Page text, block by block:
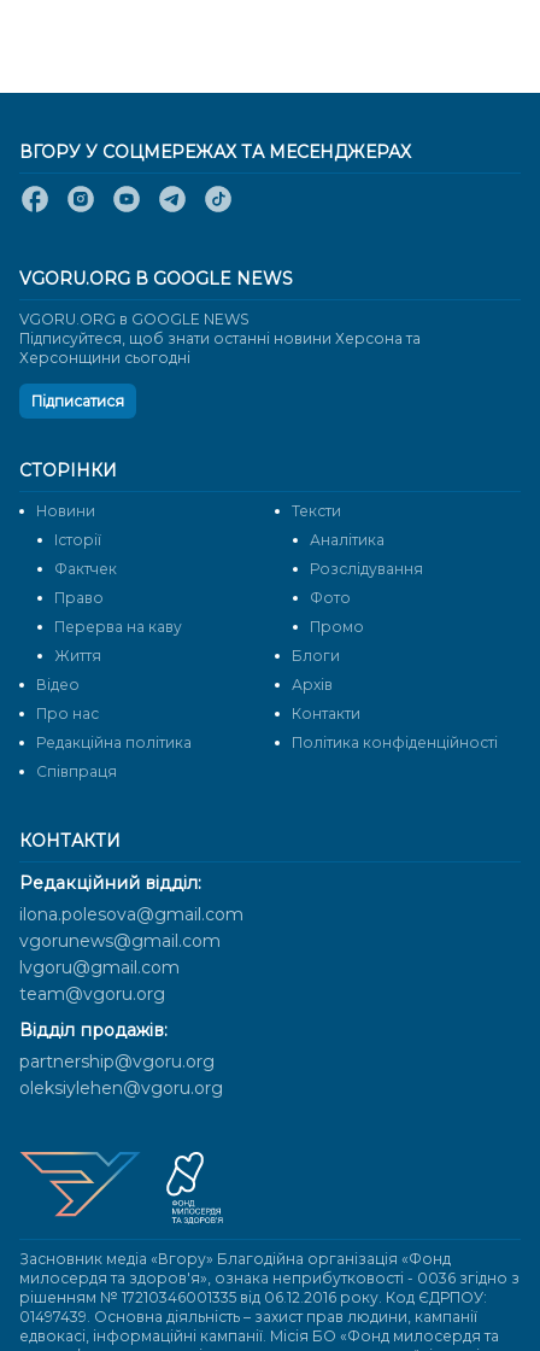
КОНТАКТИ
Редакційний відділ:
ilona.polesova@gmail.com
vgorunews@gmail.com
lvgoru@gmail.com
team@vgoru.org
Відділ продажів:
partnership@vgoru.org
oleksiylehen@vgoru.org
Засновник медіа «Вгору» Благодійна організація «Фонд
милосердя та здоров'я», ознака неприбутковості - 0036 згідно з
рішенням № 17210346001335 від 06.12.2016 року. Код ЄДРПОУ:
01497439. Основна діяльність – захист прав людини, кампанії
едвокасі, інформаційні кампанії. Місія БО «Фонд милосердя та
СТОРІНКИ
Новини
Тексти
Історії
Аналітика
Фактчек
Розслідування
Право
Фото
Перерва на каву
Промо
Життя
Блоги
Відео
Архів
Про нас
Контакти
Редакційна політика
Політика конфіденційності
Cпівпраця
ВГОРУ У СОЦМЕРЕЖАХ ТА МЕСЕНДЖЕРАХ
VGORU.ORG В GOOGLE NEWS
VGORU.ORG в GOOGLE NEWS
Підписуйтеся, щоб знати останні новини Херсона та
Херсонщини сьогодні
Підписатися